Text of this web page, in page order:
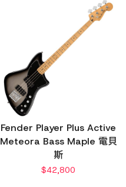
Fender Player Plus Active
Meteora Bass Maple 電貝
斯
$42,800